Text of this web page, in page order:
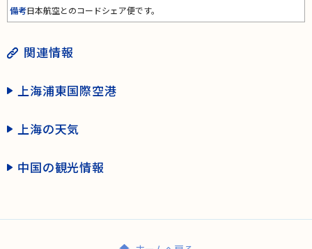
備考日本航空とのコードシェア便です。
関連情報
上海浦東国際空港
上海の天気
中国の観光情報